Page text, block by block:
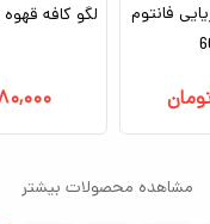
فانتوم
لگو کافه قهوه
مشاهده محصولات بیشتر